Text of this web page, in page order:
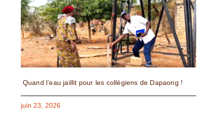
Quand l’eau jaillit pour les collégiens de Dapaong !
juin 23, 2026